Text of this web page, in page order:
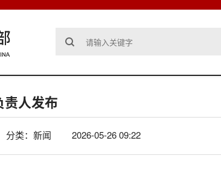
责人发布
分类：新闻 2026-05-26 09:22